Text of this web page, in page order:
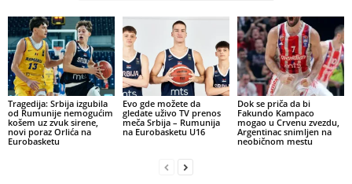
Tragedija: Srbija izgubila
od Rumunije nemogućim
košem uz zvuk sirene,
novi poraz Orlića na
Eurobasketu
Evo gde možete da
gledate uživo TV prenos
meča Srbija – Rumunija
na Eurobasketu U16
Dok se priča da bi
Fakundo Kampaco
mogao u Crvenu zvezdu,
Argentinac snimljen na
neobičnom mestu